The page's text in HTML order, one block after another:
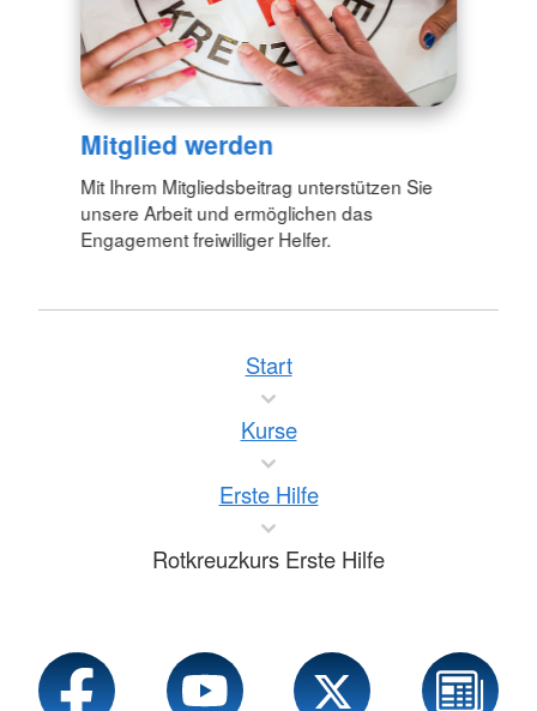
Mitglied werden
Mit Ihrem Mitgliedsbeitrag unterstützen Sie
unsere Arbeit und ermöglichen das
Engagement freiwilliger Helfer.
Start
Kurse
Erste Hilfe
Rotkreuzkurs Erste Hilfe